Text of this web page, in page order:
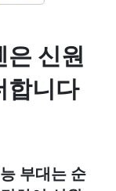
은 신원
합니다
부대는 순